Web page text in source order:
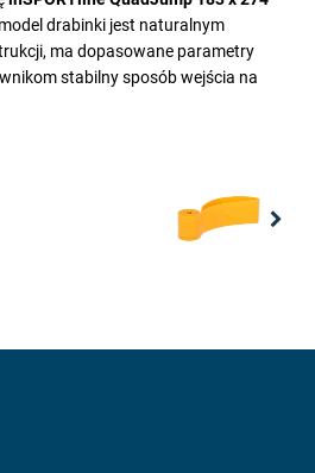
model drabinki jest naturalnym
ma dopasowane parametry
stabilny sposób wejścia na